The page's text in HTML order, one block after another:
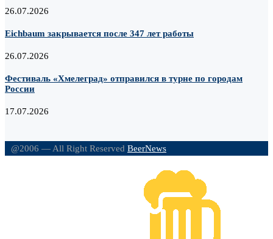
26.07.2026
Eichbaum закрывается после 347 лет работы
26.07.2026
Фестиваль «Хмелеград» отправился в турне по городам
России
17.07.2026
@2006 — All Right Reserved BeerNews